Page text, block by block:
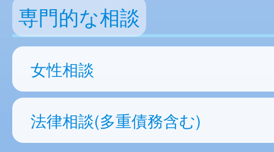
専門的な相談
女性相談
法律相談(多重債務含む)